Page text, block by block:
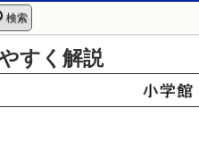
検索
すく解説